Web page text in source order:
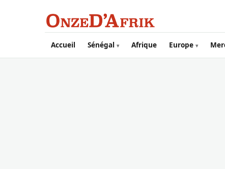
Aller au contenu principal
Accueil Sénégal Afrique Europe